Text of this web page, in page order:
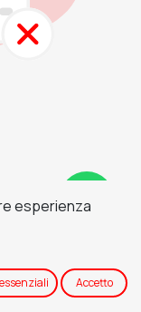
esperienza
Accetto